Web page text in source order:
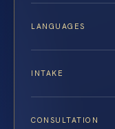
LANGUAGES
INTAKE
CONSULTATION